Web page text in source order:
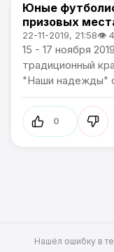
Спорт /
Юные
призовых
22-11-2019, 21:58👁
15 - 17 ноября
традиционный
"Наши надежды"
0
Нашёл ошибку в